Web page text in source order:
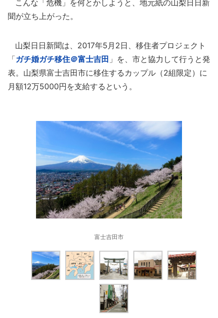
こんな「危機」を何とかしようと、地元紙の山梨日日新
聞が立ち上がった。
山梨日日新聞は、2017年5月2日、移住者プロジェクト
「ガチ婚ガチ移住＠富士吉田 」を、市と協力して行うと発
表。山梨県富士吉田市に移住するカップル（2組限定）に
月額12万5000円を支給するという。
富士吉田市